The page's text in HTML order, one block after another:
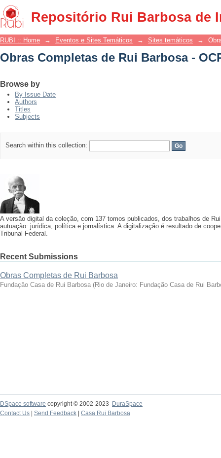
Repositório Rui Barbosa de
Obras Completas de Rui Barbosa -
RUBI :: Home → Eventos e Sites Temáticos → Sites temáticos →
Obras Completas de Rui Barbosa -
Browse by
By Issue Date
Authors
Titles
Subjects
Search within this collection:
A versão digital da coleção, com 137 tomos publicados, dos trabalhos de
autuação: jurídica, política e jornalística. A digitalização é resultado de
Tribunal Federal.
Recent Submissions
Obras Completas de Rui Barbosa
Fundação Casa de Rui Barbosa (Rio de Janeiro: Fundação Casa de Rui
DSpace software copyright © 2002-2023
DuraSpace
Contact Us
Send Feedback Casa Rui Barbosa